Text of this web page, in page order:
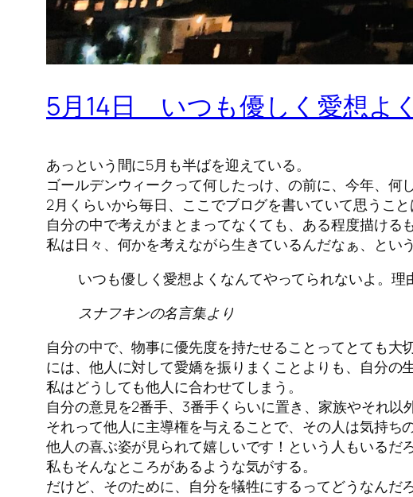
5月14日 いつも優しく愛想よ
あっという間に5月も半ばを迎えている。
ゴールデンウィークって何したっけ、の前に、今年、何
2月くらいから毎日、ここでブログを書いていて思うこと
自分の中で考えがまとまってなくても、ある程度描ける
私は日々、何かを考えながら生きているんだなぁ、という
いつも優しく愛想よくなんてやってられないよ。理
スナフキンの名言集より
自分の中で、物事に優先度を持たせることってとても
には、他人に対して愛嬌を振りまくことよりも、自分の
私はどうしても他人に合わせてしまう。
自分の意見を2番手、3番手くらいに置き、家族やそれ以
それって他人に主導権を与えることで、その人は気持ち
他人の喜ぶ姿が見られて嬉しいです！という人もいるだろ
私もそんなところがあるような気がする。
だけど、そのために、自分を犠牲にするってどうなんだろ